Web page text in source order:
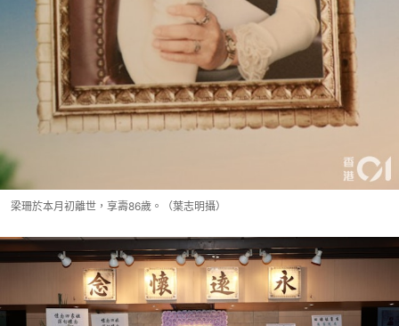
梁珊於本月初離世，享壽86歲。（葉志明攝）